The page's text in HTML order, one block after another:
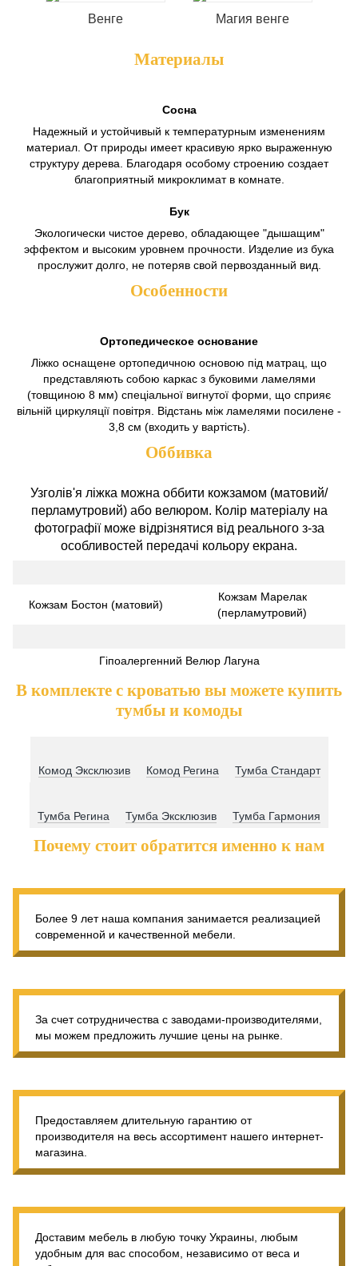
Венге Магия венге
Материалы
Сосна
Надежный и устойчивый к температурным изменениям
материал. От природы имеет красивую ярко выраженную
структуру дерева. Благодаря особому строению создает
благоприятный микроклимат в комнате.
Бук
Экологически чистое дерево, обладающее "дышащим"
эффектом и высоким уровнем прочности. Изделие из бука
прослужит долго, не потеряв свой первозданный вид.
Особенности
Ортопедическое основание
Ліжко оснащене ортопедичною основою під матрац, що
представляють собою каркас з буковими ламелями
(товщиною 8 мм) спеціальної вигнутої форми, що сприяє
вільній циркуляції повітря. Відстань між ламелями посилене -
3,8 см (входить у вартість).
Оббивка
Узголів'я ліжка можна оббити кожзамом (матовий/
перламутровий) або велюром. Колір матеріалу на
фотографії може відрізнятися від реального з-за
особливостей передачі кольору екрана.
Кожзам Бостон (матовий)
Кожзам Марелак
(перламутровий)
Гіпоалергенний Велюр Лагуна
В комплекте с кроватью вы можете купить
тумбы и комоды
Комод Эксклюзив Комод Регина Тумба Стандарт
Тумба Регина Тумба Эксклюзив Тумба Гармония
Почему стоит обратится именно к нам
Более 9 лет наша компания занимается реализацией
современной и качественной мебели.
За счет сотрудничества с заводами-производителями,
мы можем предложить лучшие цены на рынке.
Предоставляем длительную гарантию от
производителя на весь ассортимент нашего интернет-
магазина.
Доставим мебель в любую точку Украины, любым
удобным для вас способом, независимо от веса и